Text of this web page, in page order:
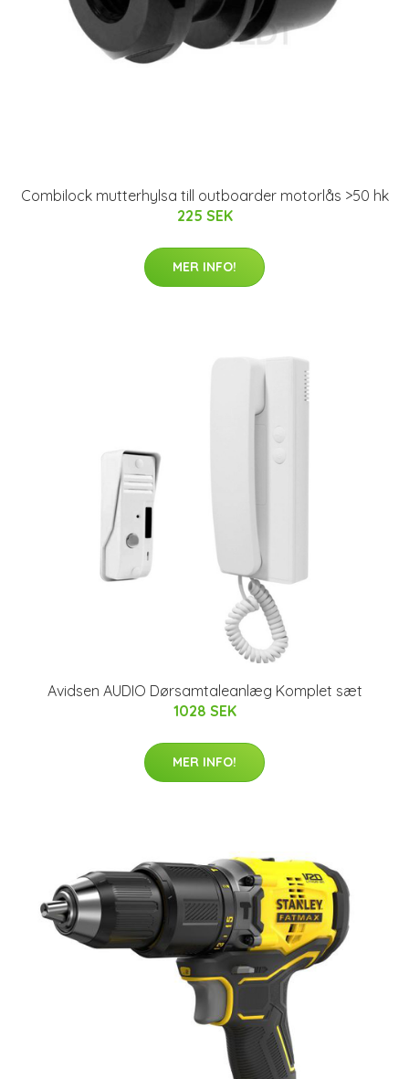
Combilock mutterhylsa till outboarder motorlås >50 hk
225 SEK
MER INFO!
Avidsen AUDIO Dørsamtaleanlæg Komplet sæt
1028 SEK
MER INFO!